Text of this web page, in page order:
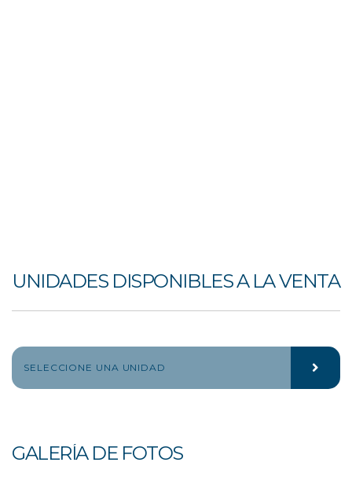
UNIDADES DISPONIBLES A LA VENTA
GALERÍA DE FOTOS